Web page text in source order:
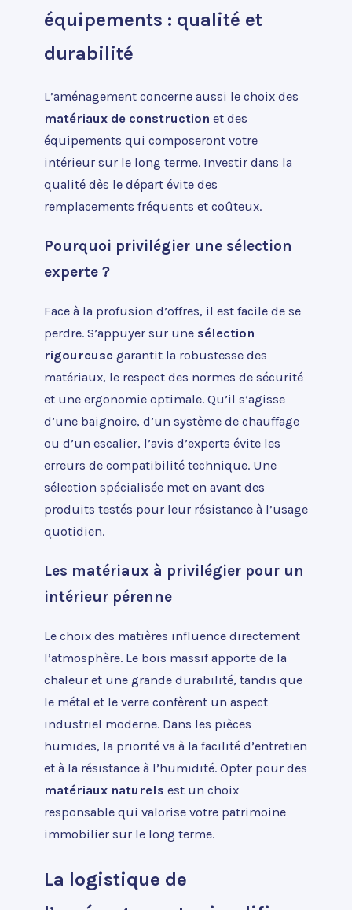
équipements : qualité et
durabilité
L’aménagement concerne aussi le choix des
matériaux de construction et des
équipements qui composeront votre
intérieur sur le long terme. Investir dans la
qualité dès le départ évite des
remplacements fréquents et coûteux.
Pourquoi privilégier une sélection
experte ?
Face à la profusion d’offres, il est facile de se
perdre. S’appuyer sur une sélection
rigoureuse garantit la robustesse des
matériaux, le respect des normes de sécurité
et une ergonomie optimale. Qu’il s’agisse
d’une baignoire, d’un système de chauffage
ou d’un escalier, l’avis d’experts évite les
erreurs de compatibilité technique. Une
sélection spécialisée met en avant des
produits testés pour leur résistance à l’usage
quotidien.
Les matériaux à privilégier pour un
intérieur pérenne
Le choix des matières influence directement
l’atmosphère. Le bois massif apporte de la
chaleur et une grande durabilité, tandis que
le métal et le verre confèrent un aspect
industriel moderne. Dans les pièces
humides, la priorité va à la facilité d’entretien
et à la résistance à l’humidité. Opter pour des
matériaux naturels est un choix
responsable qui valorise votre patrimoine
immobilier sur le long terme.
La logistique de